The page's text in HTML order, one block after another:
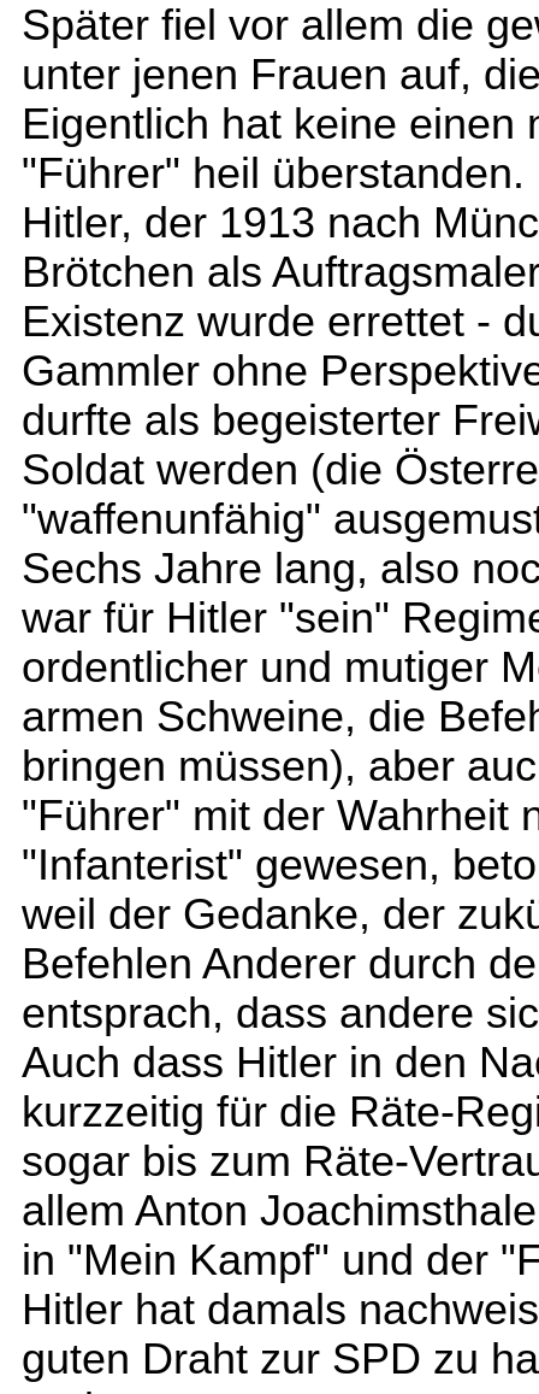
Später fiel vor allem die
unter jenen Frauen auf,
Eigentlich hat keine einen
"Führer" heil überstanden.
Hitler, der 1913 nach
Brötchen als
Existenz wurde errettet -
Gammler ohne
durfte als begeisterter
Soldat werden (die
"waffenunfähig"
Sechs Jahre lang, also
war für Hitler "sein"
ordentlicher und mutiger
armen Schweine, die
bringen müssen), aber
"Führer" mit der Wahrheit
"Infanterist" gewesen,
weil der Gedanke, der
Befehlen Anderer durch
entsprach, dass andere
Auch dass Hitler in den
kurzzeitig für die Räte-
sogar bis zum Räte-
allem Anton
in "Mein Kampf" und der
Hitler hat damals
guten Draht zur SPD zu